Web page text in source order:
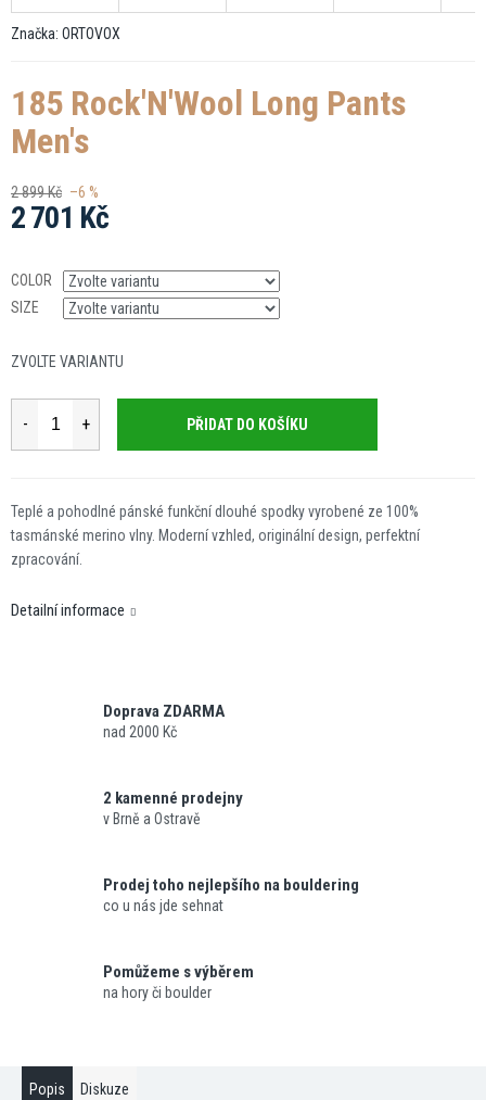
Značka: ORTOVOX
185 Rock'N'Wool Long Pants
Men's
2 899 Kč –6 %
2 701 Kč
cena:
COLOR
SIZE
ZVOLTE VARIANTU
PŘIDAT DO KOŠÍKU
Teplé a pohodlné pánské funkční dlouhé spodky vyrobené ze 100%
tasmánské merino vlny. Moderní vzhled, originální design, perfektní
zpracování.
Detailní informace
Doprava ZDARMA
nad 2000 Kč
2 kamenné prodejny
v Brně a Ostravě
Prodej toho nejlepšího na bouldering
co u nás jde sehnat
Pomůžeme s výběrem
na hory či boulder
Popis Diskuze